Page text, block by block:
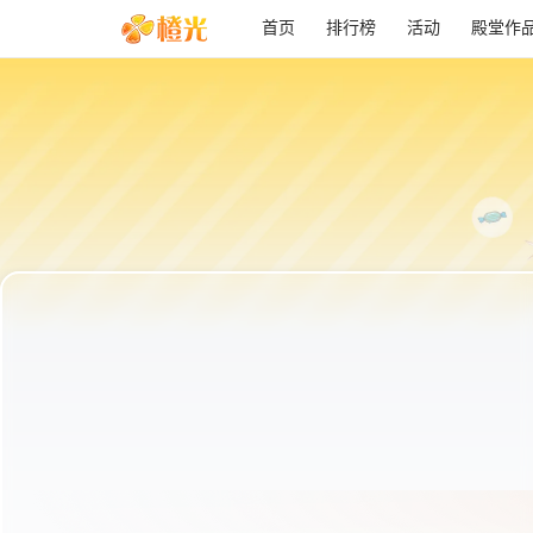
首页 排行榜 活动 殿堂作